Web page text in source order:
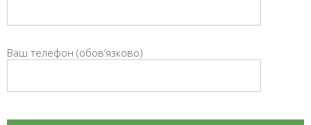
Ваш телефон (обовʼязково)